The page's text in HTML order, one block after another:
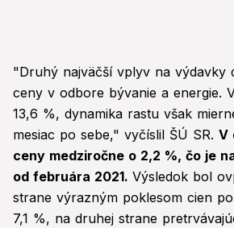
"Druhý najväčší vplyv na výdavky
ceny v odbore bývanie a energie.
13,6 %, dynamika rastu však
mesiac po sebe," vyčíslil ŠÚ SR. V
ceny medziročne o 2,2 %, čo je
od februára 2021. Výsledok bol
strane výrazným poklesom cien
7,1 %, na druhej strane